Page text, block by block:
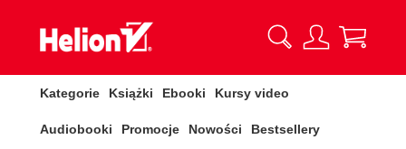
Kategorie Książki Ebooki Kursy video
Audiobooki Promocje Nowości Bestsellery